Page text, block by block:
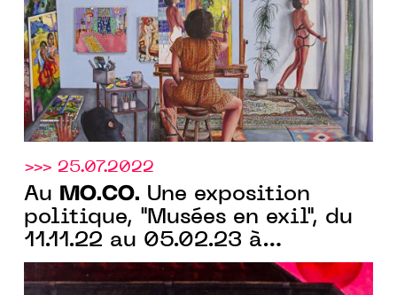
>>> 25.07.2022
Au MO.CO. Une exposition
politique, "Musées en exil", du
11.11.22 au 05.02.23 à
Montpellier